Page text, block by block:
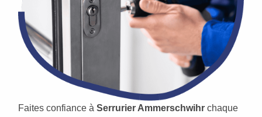
Faites confiance à Serrurier Ammerschwihr chaque